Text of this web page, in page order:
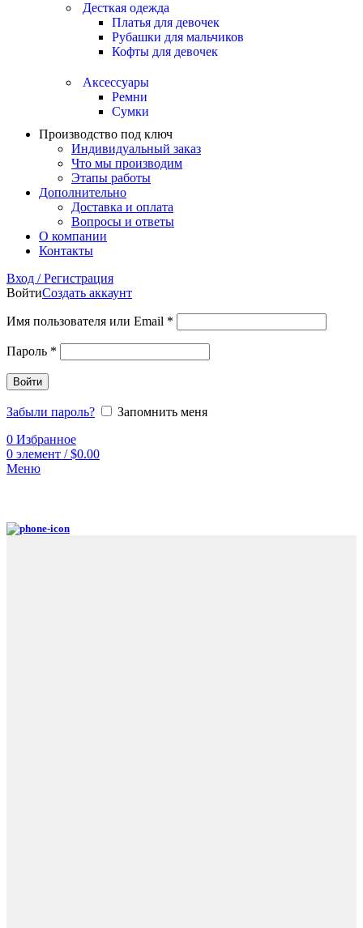
Десткая одежда
Платья для девочек
Рубашки для мальчиков
Кофты для девочек
Аксессуары
Ремни
Сумки
Производство под ключ
Индивидуальный заказ
Что мы производим
Этапы работы
Дополнительно
Доставка и оплата
Вопросы и ответы
О компании
Контакты
Вход / Регистрация
ВойтиСоздать аккаунт
Имя пользователя или Email *
Пароль *
Войти
Забыли пароль?
Запомнить меня
0 Избранное
0 элемент / $0.00
Меню